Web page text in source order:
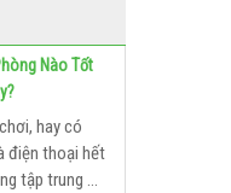
Nào Tốt
hay có
điện thoại hết
tập trung ...